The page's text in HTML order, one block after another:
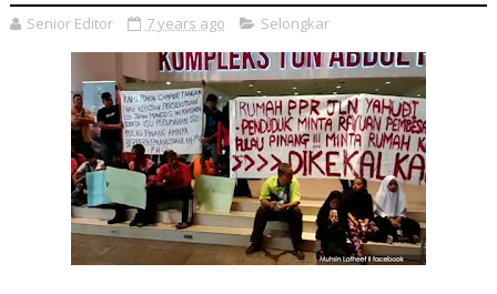
Senior Editor 7 years ago Selongkar